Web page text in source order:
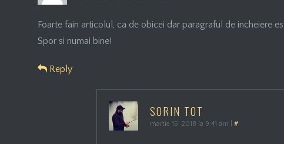
Foarte fain articolul, ca de obicei dar paragraful de incheiere
Spor si numai bine!
Reply
SORIN TOT
martie 15, 2018 la 9:41 am #